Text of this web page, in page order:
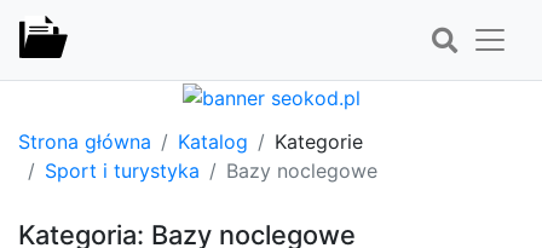
Strona główna Katalog
Kategorie
Sport i turystyka
Bazy noclegowe
Kategoria: Bazy noclegowe